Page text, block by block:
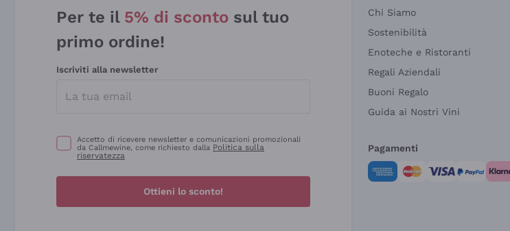
Per te il 5% di sconto sul tuo
primo ordine!
Iscriviti alla newsletter
Accetto di ricevere newsletter e comunicazioni promozionali
da Callmewine, come richiesto dalla Politica sulla
riservatezza
Ottieni lo sconto!
Chi Siamo
Sostenibilità
Enoteche e Ristoranti
Regali Aziendali
Buoni Regalo
Guida ai Nostri Vini
Pagamenti